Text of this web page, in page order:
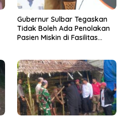
Gubernur Sulbar Tegaskan
Tidak Boleh Ada Penolakan
Pasien Miskin di Fasilitas